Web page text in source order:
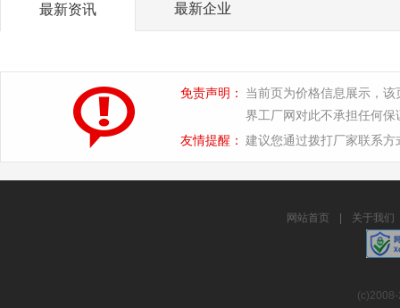
最新资讯 最新企业
免责声明：
当前页为价格信息展示，
界工厂网对此不承担任何保
友情提醒： 建议您通过拨打厂家联系
网站首页 关于我们